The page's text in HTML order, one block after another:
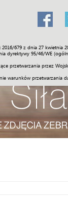
679 z dnia 27
dyrektywy 95/46/WE
przetwarzania przez
warunków przetwarzania
Społeczność